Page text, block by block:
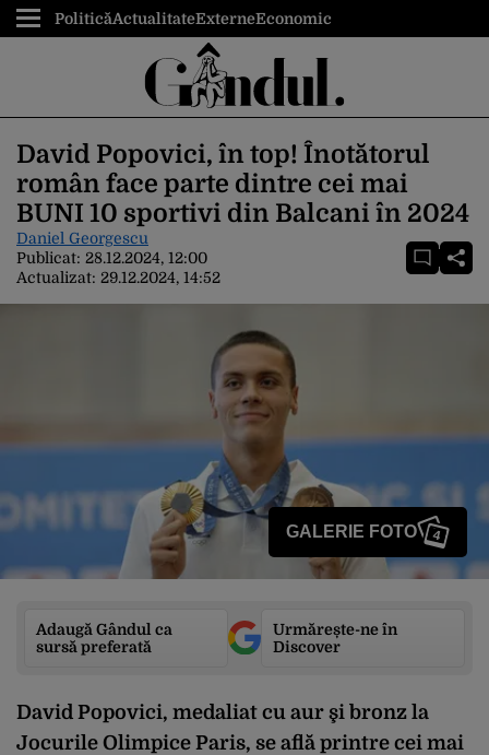
PoliticăActualitateExterneEconomic
David Popovici, în top! Înotătorul
român face parte dintre cei mai
BUNI 10 sportivi din Balcani în 2024
Daniel Georgescu
Publicat: 28.12.2024, 12:00
Actualizat: 29.12.2024, 14:52
GALERIE FOTO 4
Adaugă Gândul ca
sursă preferată
Urmărește-ne în
Discover
David Popovici, medaliat cu aur şi bronz la
Jocurile Olimpice Paris, se află printre cei mai